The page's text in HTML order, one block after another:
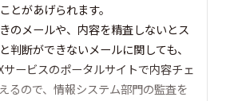
とがあげられます。
のメールや、内容を精査しないとス
判断ができないメールに関しても、
ービスのポータルサイトで内容チェ
るので、情報システム部門の監査を